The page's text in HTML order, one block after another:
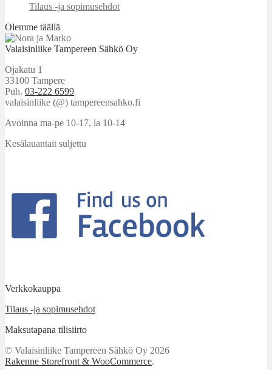
Tilaus -ja sopimusehdot
Olemme täällä
Valaisinliike Tampereen Sähkö Oy
Ojakatu 1
33100 Tampere
Puh. 03-222 6599
valaisinliike (@) tampereensahko.fi
Avoinna ma-pe 10-17, la 10-14
Kesälauantait suljettu
Verkkokauppa
Tilaus -ja sopimusehdot
Maksutapana tilisiirto
© Valaisinliike Tampereen Sähkö Oy 2026
Rakenne Storefront & WooCommerce.